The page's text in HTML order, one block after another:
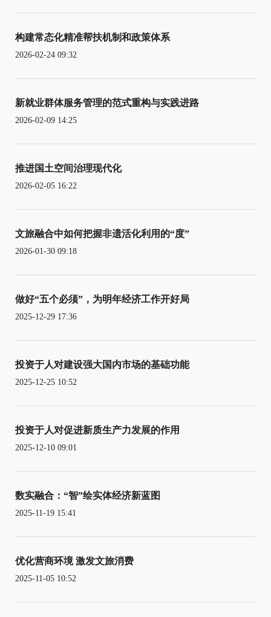
构建常态化精准帮扶机制和政策体系
2026-02-24 09:32
新就业群体服务管理的范式重构与实践进路
2026-02-09 14:25
推进国土空间治理现代化
2026-02-05 16:22
文旅融合中如何把握非遗活化利用的“度”
2026-01-30 09:18
做好“五个必须”，为明年经济工作开好局
2025-12-29 17:36
投资于人对建设强大国内市场的基础功能
2025-12-25 10:52
投资于人对促进新质生产力发展的作用
2025-12-10 09:01
数实融合：“智”绘实体经济新蓝图
2025-11-19 15:41
优化营商环境 激发文旅消费
2025-11-05 10:52